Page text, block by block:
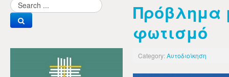
Πρόβλημα
φωτισμό
Category:Αυτοδιοίκηση